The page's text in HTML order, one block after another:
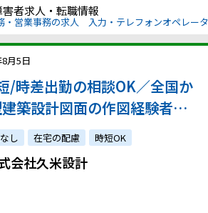
者求人・転職情報
・営業事務の求人 入力・テレフォンオペレー
月5日
/時差出勤の相談OK／全国か
築設計図面の作図経験者募
国内外のプロジェクトを手掛
建築CADオペレーター
し 在宅の配慮 時短OK
会社久米設計